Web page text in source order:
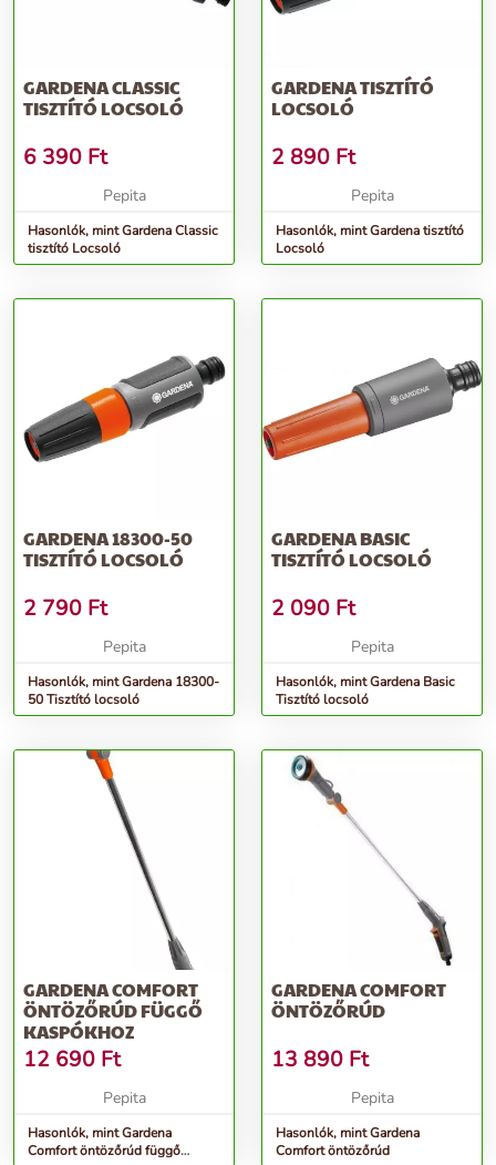
GARDENA CLASSIC
TISZTÍTÓ LOCSOLÓ
6 390 Ft
Pepita
Hasonlók, mint Gardena Classic
tisztító Locsoló
GARDENA TISZTÍTÓ
LOCSOLÓ
2 890 Ft
Pepita
Hasonlók, mint Gardena tisztító
Locsoló
GARDENA 18300-50
TISZTÍTÓ LOCSOLÓ
2 790 Ft
Pepita
Hasonlók, mint Gardena 18300-
50 Tisztító locsoló
GARDENA BASIC
TISZTÍTÓ LOCSOLÓ
2 090 Ft
Pepita
Hasonlók, mint Gardena Basic
Tisztító locsoló
GARDENA COMFORT
ÖNTÖZŐRÚD FÜGGŐ
KASPÓKHOZ
12 690 Ft
Pepita
Hasonlók, mint Gardena
Comfort öntözőrúd függő
GARDENA COMFORT
ÖNTÖZŐRÚD
13 890 Ft
Pepita
Hasonlók, mint Gardena
Comfort öntözőrúd